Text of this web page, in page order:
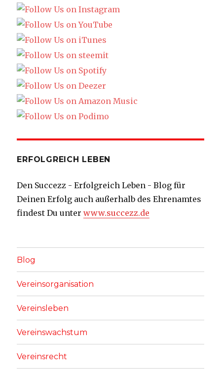
ERFOLGREICH LEBEN
Den Succezz - Erfolgreich Leben - Blog für
Deinen Erfolg auch außerhalb des Ehrenamtes
findest Du unterwww.succezz.de
Blog
Vereinsorganisation
Vereinsleben
Vereinswachstum
Vereinsrecht